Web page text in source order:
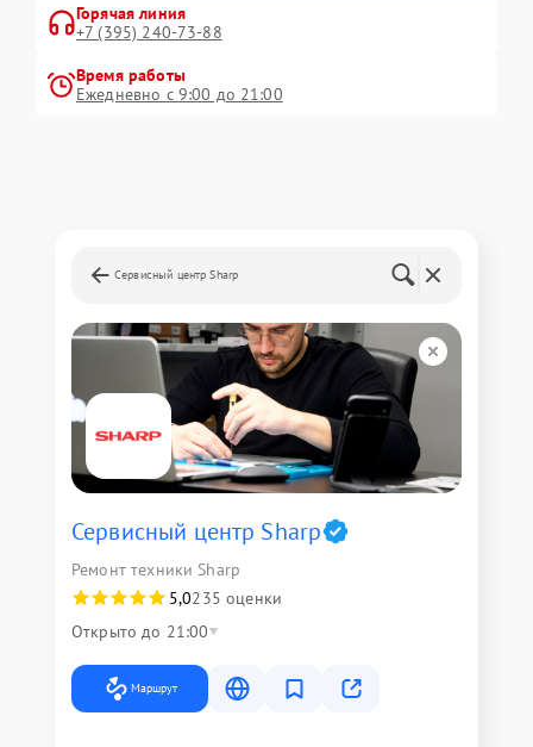
Горячая линия
+7 (395) 240-73-88
Время работы
Ежедневно с 9:00 до 21:00
Сервисный центр Sharp
Сервисный центр Sharp
Ремонт техники Sharp
5,0235 оценки
Открыто до 21:00
Маршрут